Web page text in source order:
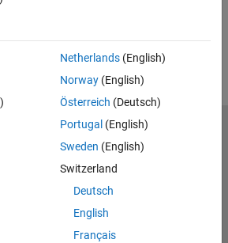
Netherlands(English)
Norway(English)
Österreich (Deutsch)
Portugal (English)
Sweden (English)
Switzerland
Deutsch
English
Français
Marcas comerciales
Estado de las aplicaciones
Inc.